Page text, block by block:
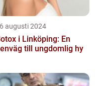
augusti 2024
i Linköping: En
till ungdomlig hy